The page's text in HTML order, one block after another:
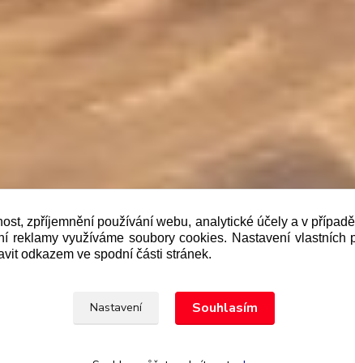
je prodávající povinen vystavit kupujícímu účtenku.
nejpozději do 48 hodin.“
Upravit sběr cookies.
zpříjemnění používání webu, analytické účely a v
reklamy využíváme soubory cookies. Nastavení vlastních
odkazem ve spodní části stránek.
Nastavení Souhlasím